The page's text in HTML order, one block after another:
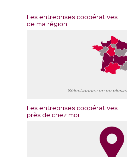
Les entreprises coopératives
de ma région
Les entreprises coopératives
près de chez moi